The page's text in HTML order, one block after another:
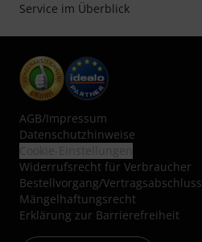
Service im Überblick
AGB/Impressum
Datenschutzhinweise
Widerrufsrecht für Verbraucher
Bestellvorgang/Vertragsabschluss
Mängelhaftungsrecht
Erklärung zur Barrierefreiheit